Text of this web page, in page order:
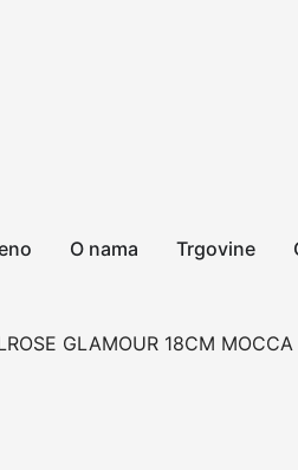
O nama Trgovine
GLAMOUR 18CM MOCCA